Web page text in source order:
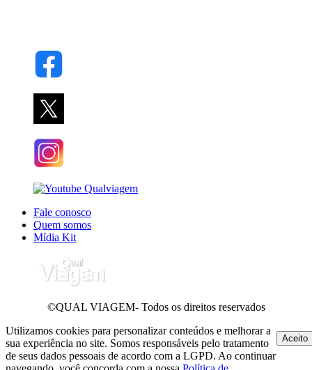
Fale conosco
Quem somos
Mídia Kit
©QUAL VIAGEM- Todos os direitos reservados
Utilizamos cookies para personalizar conteúdos e melhorar a
sua experiência no site. Somos responsáveis pelo tratamento
de seus dados pessoais de acordo com a LGPD. Ao continuar
Aceito